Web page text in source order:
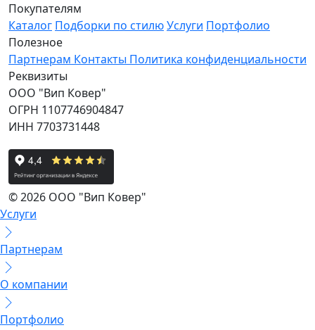
Покупателям
Каталог Подборки по стилюУслуги Портфолио
Полезное
Партнерам Контакты Политика конфиденциальности
Реквизиты
ООО "Вип Ковер"
ОГРН 1107746904847
ИНН 7703731448
© 2026 ООО "Вип Ковер"
Услуги
Партнерам
О компании
Портфолио